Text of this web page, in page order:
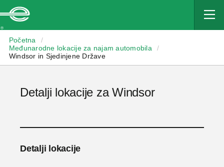
Početna
/
Međunarodne lokacije za najam automobila
/
Windsor in Sjedinjene Države
Detalji lokacije za Windsor
Detalji lokacije